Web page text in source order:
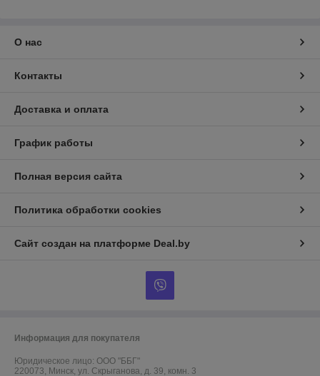
О нас
Контакты
Доставка и оплата
График работы
Полная версия сайта
Политика обработки cookies
Сайт создан на платформе Deal.by
Информация для покупателя
Юридическое лицо: ООО "ББГ"
220073, Минск, ул. Скрыганова, д. 39, комн. 3